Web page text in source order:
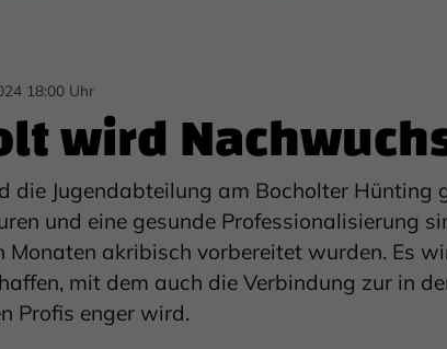
18:00 Uhr
wird
die Jugendabteilung am Bocholter Hünting
und eine gesunde Professionalisierung
Monaten akribisch vorbereitet wurden. Es
mit dem auch die Verbindung zur in
Profis enger wird.